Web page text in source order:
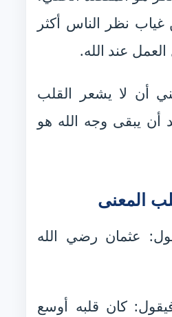
غياب نظر الناس أكثر
عند الله.
أن لا يشعر القلب
أن يبقى وجه الله هو
المعنى
عثمان رضي الله
كان قلبه أوسع